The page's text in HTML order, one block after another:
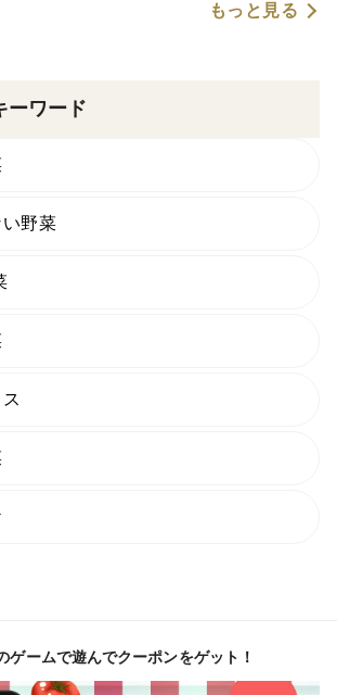
もっと見る
ーワード
い野菜
ゲームで遊んでクーポンをゲット！